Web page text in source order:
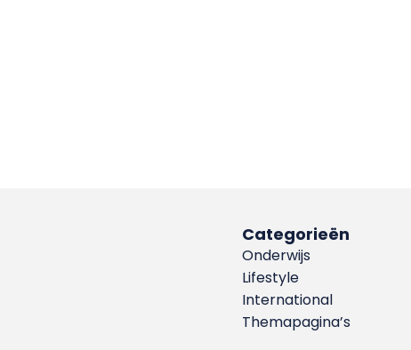
Categorieën
Onderwijs
Lifestyle
International
Themapagina’s